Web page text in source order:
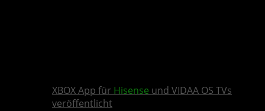
XBOX App für Hisense und VIDAA OS TVs
veröffentlicht